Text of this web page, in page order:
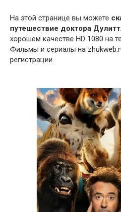
На этой странице вы можете
путешествие доктора
хорошем качестве HD 1080 на
Фильмы и сериалы на
регистрации.